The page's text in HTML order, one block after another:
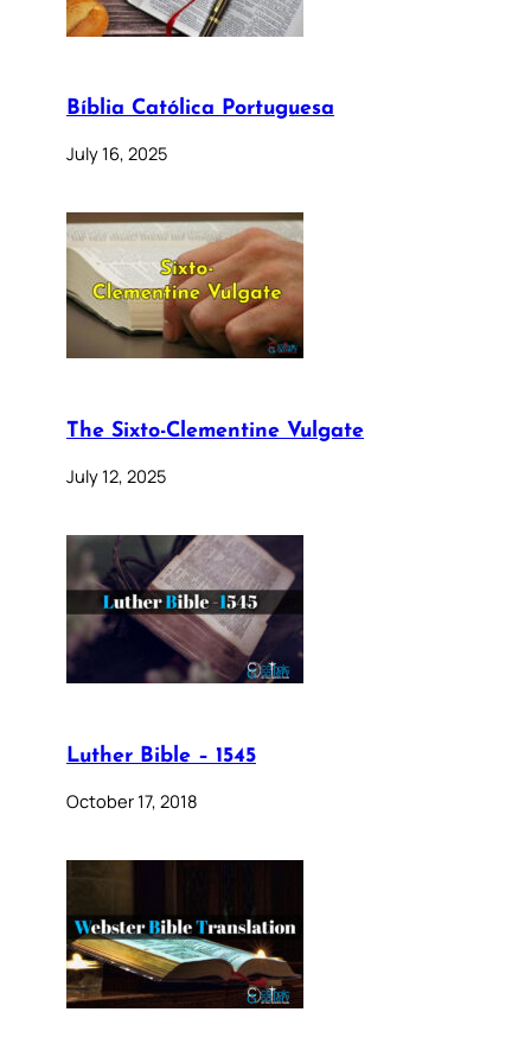
Bíblia Católica Portuguesa
July 16, 2025
The Sixto-Clementine Vulgate
July 12, 2025
Luther Bible – 1545
October 17, 2018